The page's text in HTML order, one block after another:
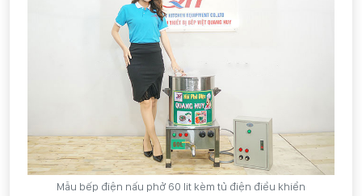
Mẫu bếp điện nấu phở 60 lit kèm tủ điện điều khiển